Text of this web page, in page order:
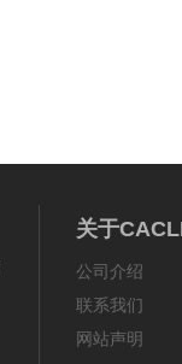
关于
公司介绍
联系我们
网站声明